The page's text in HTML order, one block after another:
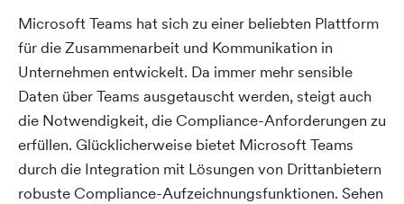
Microsoft Teams hat sich zu einer beliebten Plattform
für die Zusammenarbeit und Kommunikation in
Unternehmen entwickelt. Da immer mehr sensible
Daten über Teams ausgetauscht werden, steigt auch
die Notwendigkeit, die Compliance-Anforderungen zu
erfüllen. Glücklicherweise bietet Microsoft Teams
durch die Integration mit Lösungen von Drittanbietern
robuste Compliance-Aufzeichnungsfunktionen. Sehen